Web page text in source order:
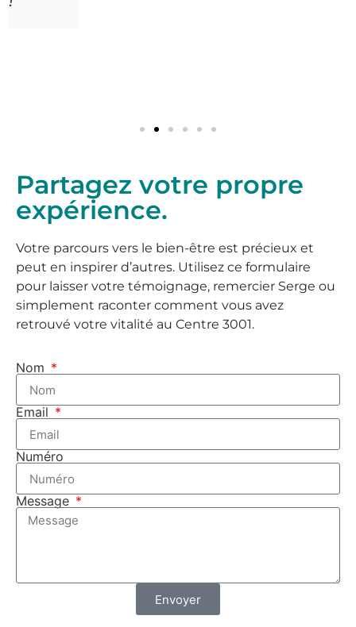
Partagez votre propre
expérience.
Votre parcours vers le bien-être est précieux et
peut en inspirer d’autres. Utilisez ce formulaire
pour laisser votre témoignage, remercier Serge ou
simplement raconter comment vous avez
retrouvé votre vitalité au Centre 3001.
Nom
Email
Numéro
Message
Envoyer